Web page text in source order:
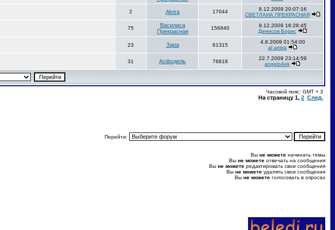
2 Alvira 17044
8.12.2009 20:07:16
СВЕТЛАНА ПРЕКРАСНАЯ
75
Василиса
Прекрасная
156840
8.12.2009 16:28:45
Денисов Борис
23 Зара 61315
4.8.2009 01:54:00
al amira
31 Асфодель 76818
22.7.2009 23:14:59
angelo4ek
Часовой пояс: GMT + 3
На страницу 1, 2 След.
Перейти:
Вы не можете начинать темы
Вы не можете отвечать на сообщения
Вы не можете редактировать свои сообщения
Вы не можете удалять свои сообщения
Вы не можете голосовать в опросах